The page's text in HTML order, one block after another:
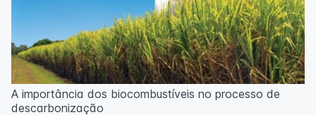
A importância dos biocombustíveis no processo de
descarbonização